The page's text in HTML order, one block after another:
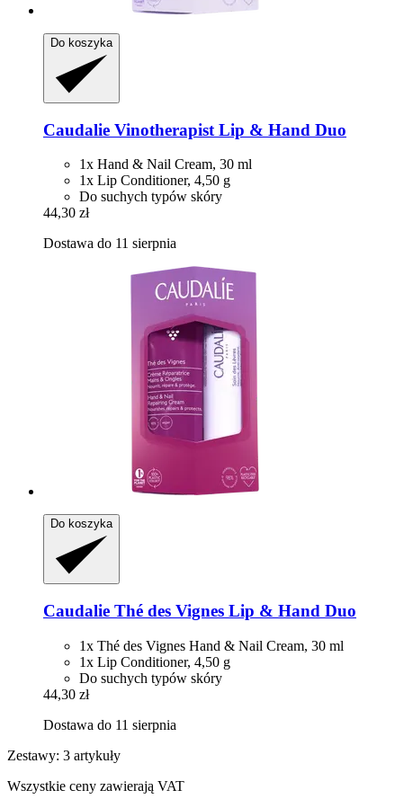
Do koszyka
Caudalie Vinotherapist Lip & Hand Duo
1x Hand & Nail Cream, 30 ml
1x Lip Conditioner, 4,50 g
Do suchych typów skóry
44,30 zł
Dostawa do 11 sierpnia
Do koszyka
Caudalie Thé des Vignes Lip & Hand Duo
1x Thé des Vignes Hand & Nail Cream, 30 ml
1x Lip Conditioner, 4,50 g
Do suchych typów skóry
44,30 zł
Dostawa do 11 sierpnia
Zestawy: 3 artykuły
Wszystkie ceny zawierają VAT